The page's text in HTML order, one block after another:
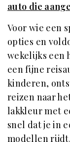
auto die
Voor wie een
opties en
wekelijks een
een fijne
kinderen,
reizen naar
lakkleur met
snel dat je in
modellen